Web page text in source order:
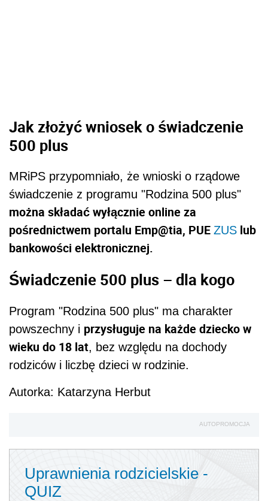
Jak złożyć wniosek o świadczenie
500 plus
MRiPS przypomniało, że wnioski o rządowe
świadczenie z programu "Rodzina 500 plus"
można składać wyłącznie online za
pośrednictwem portalu Emp@tia, PUE ZUS lub
bankowości elektronicznej.
Świadczenie 500 plus – dla kogo
Program "Rodzina 500 plus" ma charakter
powszechny i przysługuje na każde dziecko w
wieku do 18 lat, bez względu na dochody
rodziców i liczbę dzieci w rodzinie.
Autorka: Katarzyna Herbut
AUTOPROMOCJA
Uprawnienia rodzicielskie -
QUIZ